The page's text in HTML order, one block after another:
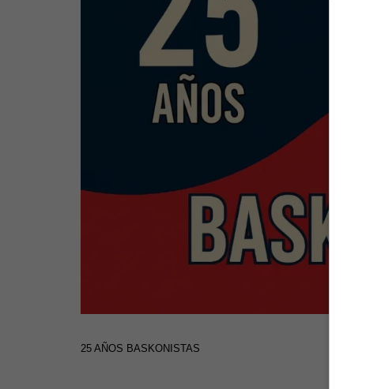
25 AÑOS BASKONISTAS